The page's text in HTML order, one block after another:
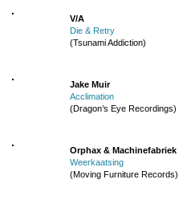
V/A
Die & Retry
(Tsunami Addiction)
Jake Muir
Acclimation
(Dragon’s Eye Recordings)
Orphax & Machinefabriek
Weerkaatsing
(Moving Furniture Records)